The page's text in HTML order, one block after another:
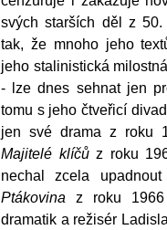
svých starších děl z
tak, že mnoho jeho
jeho stalinistická
- lze dnes sehnat jen
tomu s jeho čtveřicí
jen své drama z roku
Majitelé klíčůz roku
nechal zcela
Ptákovina z roku 1966
dramatik a režisér